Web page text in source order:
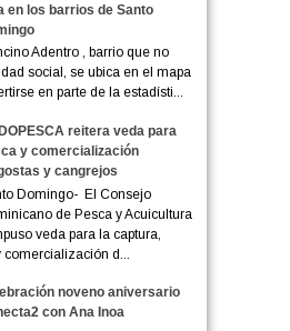
en los barrios de Santo
Adentro , barrio que no
social, se ubica en el mapa
en parte de la estadísti...
reitera veda para
y comercialización
y cangrejos
Domingo- El Consejo
de Pesca y Acuicultura
veda para la captura,
d...
noveno aniversario
con Ana Inoa